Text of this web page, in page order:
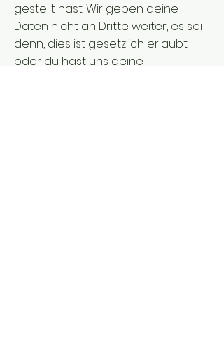
gestellt hast. Wir geben deine
Daten nicht an Dritte weiter, es sei
denn, dies ist gesetzlich erlaubt
oder du hast uns deine